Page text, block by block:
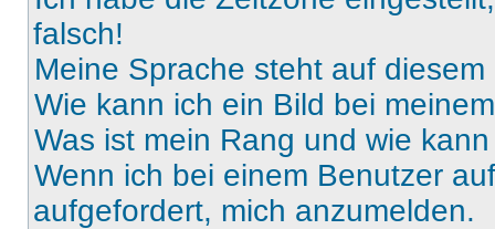
falsch!
Meine Sprache steht auf
Wie kann ich ein Bild bei
Was ist mein Rang und wie
Wenn ich bei einem Benutzer
aufgefordert, mich anzumelden.